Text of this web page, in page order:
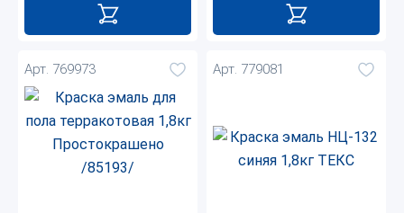
Арт. 769973 Арт. 779081